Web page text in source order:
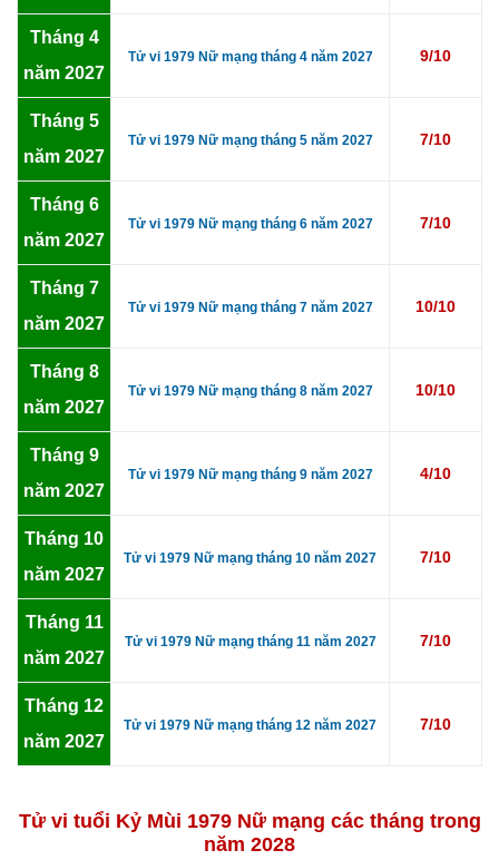
Tháng 4
năm 2027
Tử vi 1979 Nữ mạng tháng 4 năm 2027 9/10
Tháng 5
năm 2027
Tử vi 1979 Nữ mạng tháng 5 năm 2027 7/10
Tháng 6
năm 2027
Tử vi 1979 Nữ mạng tháng 6 năm 2027 7/10
Tháng 7
năm 2027
Tử vi 1979 Nữ mạng tháng 7 năm 2027 10/10
Tháng 8
năm 2027
Tử vi 1979 Nữ mạng tháng 8 năm 2027 10/10
Tháng 9
năm 2027
Tử vi 1979 Nữ mạng tháng 9 năm 2027 4/10
Tháng 10
năm 2027
Tử vi 1979 Nữ mạng tháng 10 năm 2027 7/10
Tháng 11
năm 2027
Tử vi 1979 Nữ mạng tháng 11 năm 2027 7/10
Tháng 12
năm 2027
Tử vi 1979 Nữ mạng tháng 12 năm 2027 7/10
Tử vi tuổi Kỷ Mùi 1979 Nữ mạng các tháng trong
năm 2028